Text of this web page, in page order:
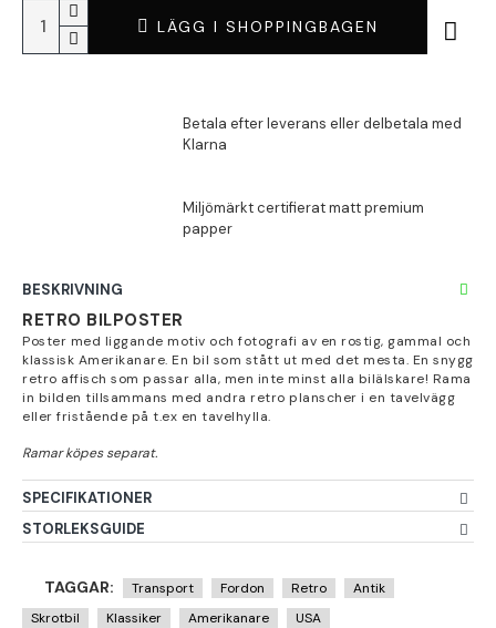
LÄGG I SHOPPINGBAGEN
BESKRIVNING
RETRO BILPOSTER
Poster med liggande motiv och fotografi av en rostig, gammal och
klassisk Amerikanare. En bil som stått ut med det mesta. En snygg
retro affisch som passar alla, men inte minst alla bilälskare! Rama
in bilden tillsammans med andra retro planscher i en tavelvägg
eller fristående på t.ex en tavelhylla.
SPECIFIKATIONER
STORLEKSGUIDE
TAGGAR: Transport Fordon Retro
Antik
Skrotbil
Klassiker Amerikanare USA